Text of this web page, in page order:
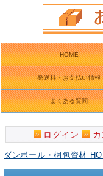
HOME
発送料・お支払い情報
よくある質問
ログイン
ダンボール・梱包資材